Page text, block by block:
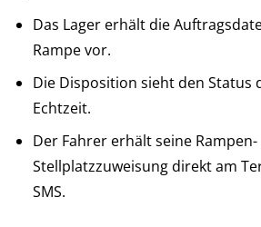
Das Lager erhält die
Rampe vor.
Die Disposition sieht den Status
Echtzeit.
Der Fahrer erhält seine
Stellplatzzuweisung direkt am
SMS.